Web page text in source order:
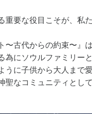
重要な役目こそが、私
〜古代からの約束〜』
為にソウルファミリー
うに子供から大人まで
聖なコミュニティとし